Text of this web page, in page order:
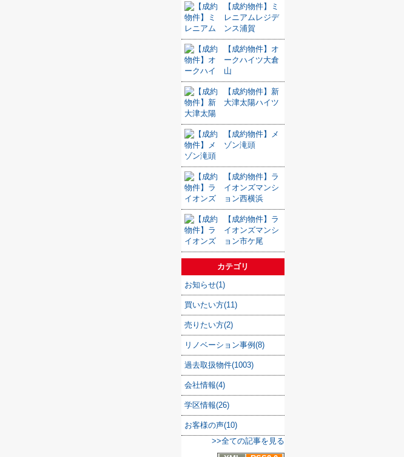
【成約物件】ミ
レニアムレジデ
ンス浦賀
【成約物件】オ
ークハイツ大倉
山
【成約物件】新
大津太陽ハイツ
【成約物件】メ
ゾン滝頭
【成約物件】ラ
イオンズマンシ
ョン西横浜
【成約物件】ラ
イオンズマンシ
ョン市ケ尾
カテゴリ
お知らせ(1)
買いたい方(11)
売りたい方(2)
リノベーション事例(8)
過去取扱物件(1003)
会社情報(4)
学区情報(26)
お客様の声(10)
>>全ての記事を見る